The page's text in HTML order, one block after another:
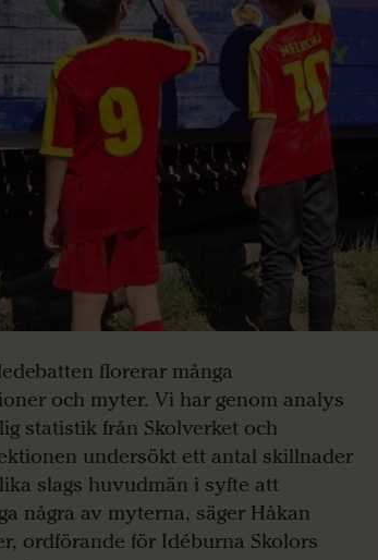
florerar många
och myter. Vi har genom analys
statistik från Skolverket och
undersökt ett antal skillnader
slags huvudmän i syfte att
några av myterna, säger Håkan
ordförande för Idéburna Skolors